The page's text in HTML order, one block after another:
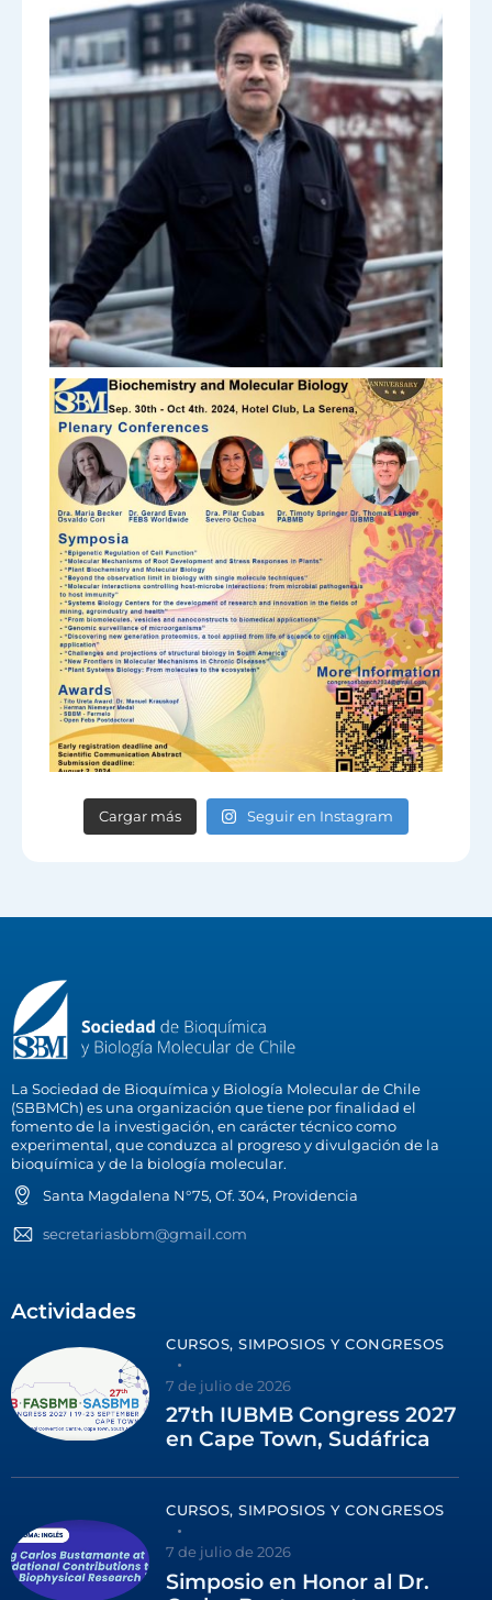
Cargar más Seguir en Instagram
La Sociedad de Bioquímica y Biología Molecular de Chile
(SBBMCh) es una organización que tiene por finalidad el
fomento de la investigación, en carácter técnico como
experimental, que conduzca al progreso y divulgación de la
bioquímica y de la biología molecular.
Santa Magdalena N°75, Of. 304, Providencia
secretariasbbm@gmail.com
Actividades
CURSOS, SIMPOSIOS Y CONGRESOS
7 de julio de 2026
27th IUBMB Congress 2027
en Cape Town, Sudáfrica
CURSOS, SIMPOSIOS Y CONGRESOS
7 de julio de 2026
Simposio en Honor al Dr.